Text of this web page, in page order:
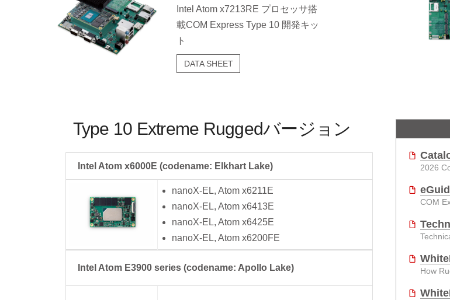
Intel Atom x7213RE プロセッサ搭
載COM Express Type 10 開発キッ
ト
DATA SHEET
Type 10 Extreme Ruggedバージョン
Intel Atom x6000E (codename: Elkhart Lake)
nanoX-EL, Atom x6211E
nanoX-EL, Atom x6413E
nanoX-EL, Atom x6425E
nanoX-EL, Atom x6200FE
Intel Atom E3900 series (codename: Apollo Lake)
2026
COM
How